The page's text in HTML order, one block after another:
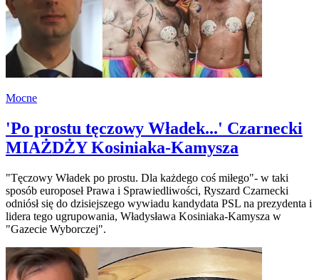
Mocne
'Po prostu tęczowy Władek...' Czarnecki
MIAŻDŻY Kosiniaka-Kamysza
"Tęczowy Władek po prostu. Dla każdego coś miłego"- w taki
sposób europoseł Prawa i Sprawiedliwości, Ryszard Czarnecki
odniósł się do dzisiejszego wywiadu kandydata PSL na prezydenta i
lidera tego ugrupowania, Władysława Kosiniaka-Kamysza w
"Gazecie Wyborczej".